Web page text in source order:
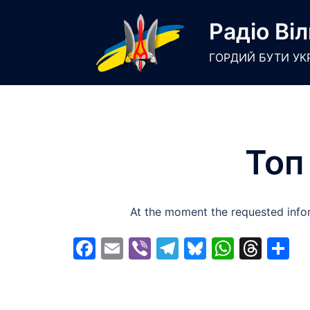
Радіо
ГОРДИЙ БУТИ
At the moment the requested
Facebook
EmailViberTelegram
Bluesky